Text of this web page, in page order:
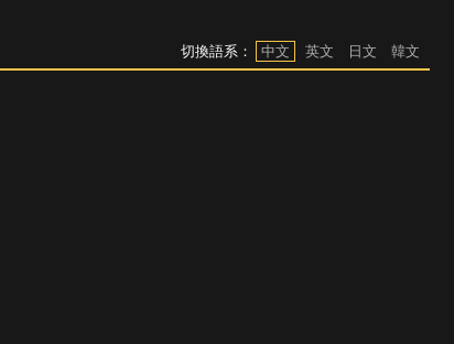
切換語系： 中文 英文 日文 韓文